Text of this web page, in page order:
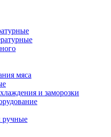
мяса
и заморозки
ручные